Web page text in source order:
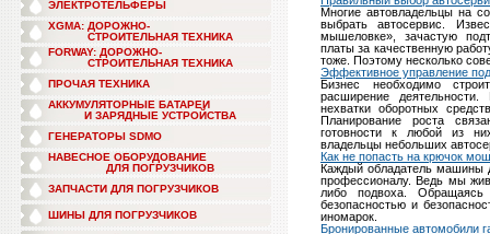
ЭЛЕКТРОТЕЛЬФЕРЫ
XGMA: ДОРОЖНО-
СТРОИТЕЛЬНАЯ ТЕХНИКА
FORWAY: ДОРОЖНО-
СТРОИТЕЛЬНАЯ ТЕХНИКА
ПРОЧАЯ ТЕХНИКА
АККУМУЛЯТОРНЫЕ БАТАРЕИ
И ЗАРЯДНЫЕ УСТРОЙСТВА
ГЕНЕРАТОРЫ SDMO
НАВЕСНОЕ ОБОРУДОВАНИЕ
ДЛЯ ПОГРУЗЧИКОВ
ЗАПЧАСТИ ДЛЯ ПОГРУЗЧИКОВ
ШИНЫ ДЛЯ ПОГРУЗЧИКОВ
Многие автовладельцы на
выбрать автосервис.
мышеловке», зачастую
платы за качественную
тоже. Поэтому несколько
Эффективное управление
Бизнес необходимо
расширение
нехватки оборотных
Планирование роста
готовности к любой из
владельцы небольших
Как не попасть на крючок
Каждый обладатель машины
профессионалу. Ведь мы
либо подвоха.
безопасностью и
иномарок.
Бронированные автомобили